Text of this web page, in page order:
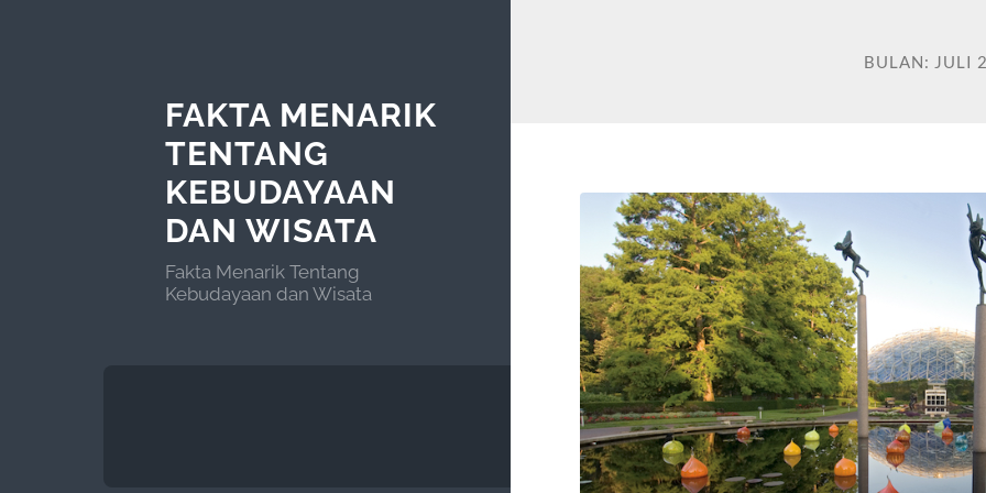
FAKTA MENARIK
TENTANG
KEBUDAYAAN
DAN WISATA
Fakta Menarik Tentang
Kebudayaan dan Wisata
BULAN: JULI